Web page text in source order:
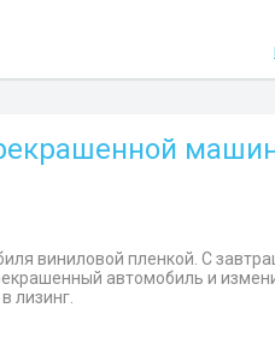
виниловой пленкой. С
автомобиль и
лизинг.